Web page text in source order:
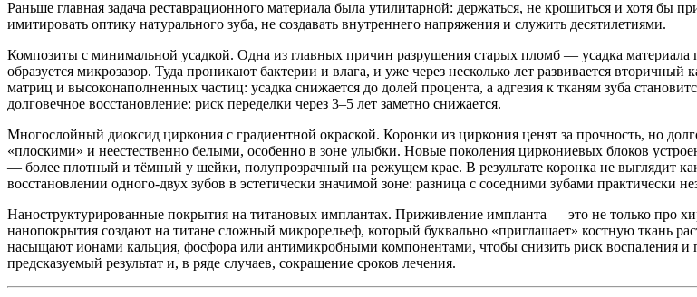
Раньше главная задача реставрационного материала была утилитарной: держаться, не крошиться и хотя бы
имитировать оптику натурального зуба, не создавать внутреннего напряжения и служить десятилетиями.
Композиты с минимальной усадкой. Одна из главных причин разрушения старых пломб — усадка материала
образуется микрозазор. Туда проникают бактерии и влага, и уже через несколько лет развивается
матриц и высоконаполненных частиц: усадка снижается до долей процента, а адгезия к тканям зуба
долговечное восстановление: риск переделки через 3–5 лет заметно снижается.
Многослойный диоксид циркония с градиентной окраской. Коронки из циркония ценят за прочность, но
«плоскими» и неестественно белыми, особенно в зоне улыбки. Новые поколения циркониевых блоков
— более плотный и тёмный у шейки, полупрозрачный на режущем крае. В результате коронка не выглядит
восстановлении одного-двух зубов в эстетически значимой зоне: разница с соседними зубами практически
Наноструктурированные покрытия на титановых имплантах. Приживление импланта — это не только про
нанопокрытия создают на титане сложный микрорельеф, который буквально «приглашает» костную ткань
насыщают ионами кальция, фосфора или антимикробными компонентами, чтобы снизить риск воспаления
предсказуемый результат и, в ряде случаев, сокращение сроков лечения.